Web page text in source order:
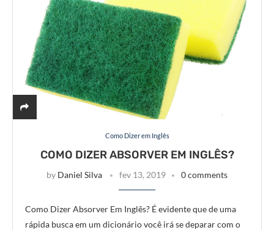
Como Dizer em Inglês
COMO DIZER ABSORVER EM INGLÊS?
by Daniel Silva fev 13, 2019 0 comments
Como Dizer Absorver Em Inglês? É evidente que de uma
rápida busca em um dicionário você irá se deparar com o